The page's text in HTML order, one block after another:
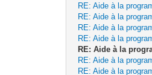
RE: Aide à la
RE: Aide à la
RE: Aide à la
RE: Aide à la
RE: Aide à la
RE: Aide à la
RE: Aide à la